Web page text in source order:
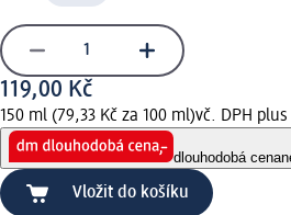
119,00 Kč
150 ml (79,33 Kč za 100 ml)vč. DPH plus
dlouhodobá cena
Vložit do košíku